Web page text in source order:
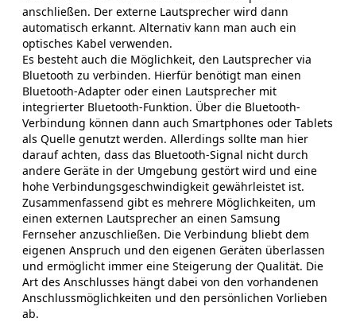
anschließen. Der externe Lautsprecher wird dann
automatisch erkannt. Alternativ kann man auch ein
optisches Kabel verwenden.
Es besteht auch die Möglichkeit, den Lautsprecher via
Bluetooth zu verbinden. Hierfür benötigt man einen
Bluetooth-Adapter oder einen Lautsprecher mit
integrierter Bluetooth-Funktion. Über die Bluetooth-
Verbindung können dann auch Smartphones oder Tablets
als Quelle genutzt werden. Allerdings sollte man hier
darauf achten, dass das Bluetooth-Signal nicht durch
andere Geräte in der Umgebung gestört wird und eine
hohe Verbindungsgeschwindigkeit gewährleistet ist.
Zusammenfassend gibt es mehrere Möglichkeiten, um
einen externen Lautsprecher an einen Samsung
Fernseher anzuschließen. Die Verbindung bliebt dem
eigenen Anspruch und den eigenen Geräten überlassen
und ermöglicht immer eine Steigerung der Qualität. Die
Art des Anschlusses hängt dabei von den vorhandenen
Anschlussmöglichkeiten und den persönlichen Vorlieben
ab.